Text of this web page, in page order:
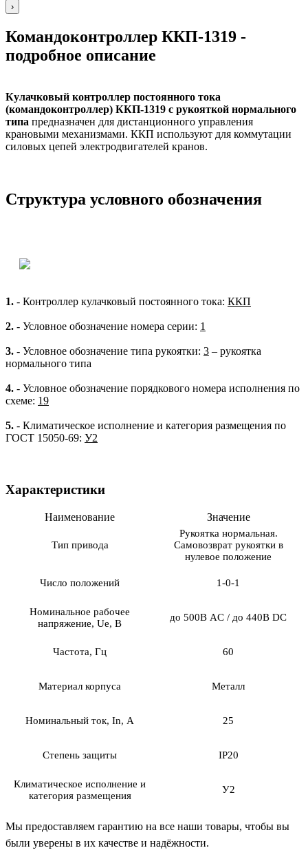
›
Командоконтроллер ККП-1319 -
подробное описание
Кулачковый контроллер постоянного тока
(командоконтроллер) ККП-1319 с рукояткой нормального
типа предназначен для дистанционного управления
крановыми механизмами. ККП используют для коммутации
силовых цепей электродвигателей кранов.
Структура условного обозначения
1. - Контроллер кулачковый постоянного тока: ККП
2. - Условное обозначение номера серии: 1
3. - Условное обозначение типа рукоятки: 3 – рукоятка
нормального типа
4. - Условное обозначение порядкового номера исполнения по
схеме: 19
5. - Климатическое исполнение и категория размещения по
ГОСТ 15050-69: У2
Характеристики
Наименование Значение
Тип привода
Рукоятка нормальная.
Самовозврат рукоятки в
нулевое положение
Число положений 1-0-1
Номинальное рабочее
напряжение, Ue, В
до 500В AC / до 440В DC
Частота, Гц 60
Материал корпуса Металл
Номинальный ток, In, А 25
Степень защиты IP20
Климатическое исполнение и
категория размещения
У2
Мы предоставляем гарантию на все наши товары, чтобы вы
были уверены в их качестве и надёжности.